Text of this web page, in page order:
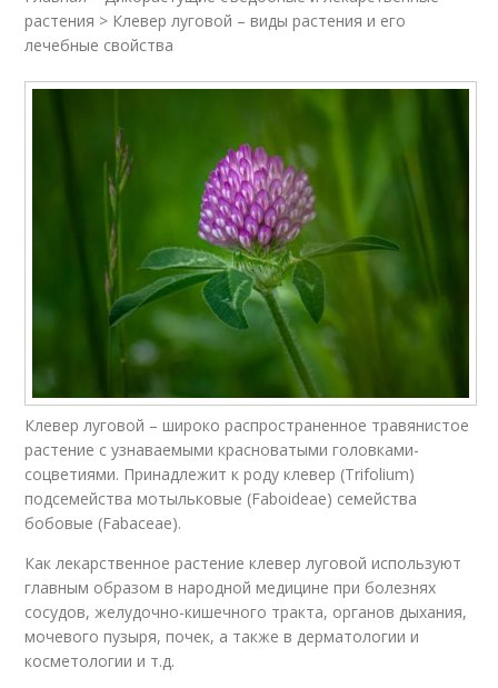
растения > Клевер луговой – виды растения и его
лечебные свойства
Клевер луговой – широко распространенное травянистое
растение с узнаваемыми красноватыми головками-
соцветиями. Принадлежит к роду клевер (Trifolium)
подсемейства мотыльковые (Faboideae) семейства
бобовые (Fabaceae).
Как лекарственное растение клевер луговой используют
главным образом в народной медицине при болезнях
сосудов, желудочно-кишечного тракта, органов дыхания,
мочевого пузыря, почек, а также в дерматологии и
косметологии и т.д.